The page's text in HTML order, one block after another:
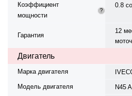
Коэффициент
мощности
?
0.8
Гарантия
12
Двигатель
Марка двигателя
Модель двигателя
N45